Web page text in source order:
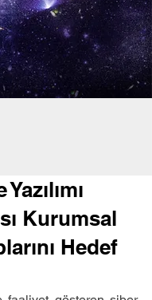
Kurumsal
Hedef